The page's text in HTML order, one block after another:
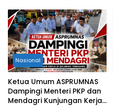
Nasional
Ketua Umum ASPRUMNAS
Dampingi Menteri PKP dan
Mendagri Kunjungan Kerja